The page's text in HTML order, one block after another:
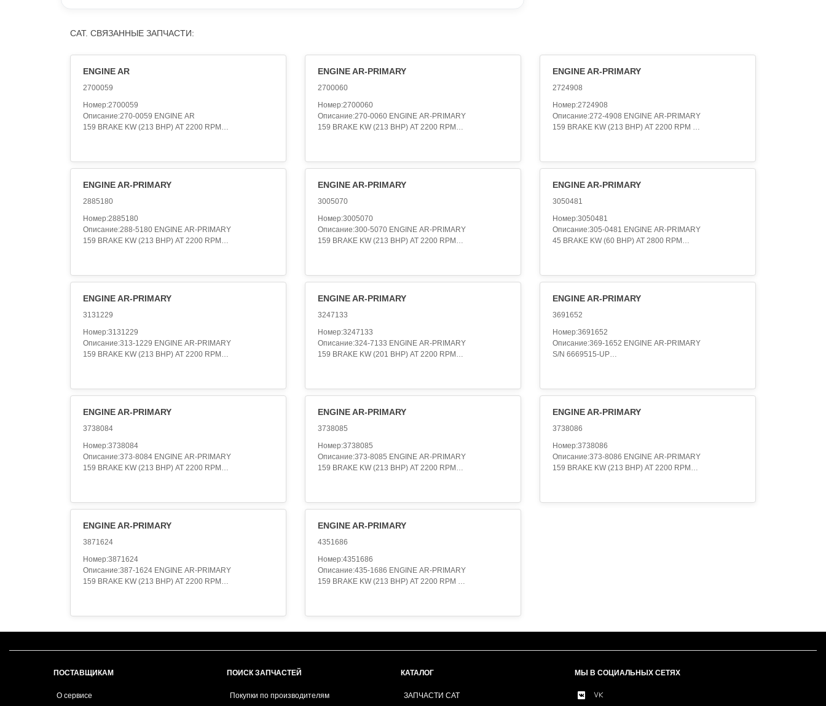
CAT. СВЯЗАННЫЕ ЗАПЧАСТИ:
ENGINE AR
2700059
Номер:2700059
Описание:270-0059 ENGINE AR
159 BRAKE KW (213 BHP) AT 2200 RPM
ENGINE AR-PRIMARY
2700060
Номер:2700060
Описание:270-0060 ENGINE AR-PRIMARY
159 BRAKE KW (213 BHP) AT 2200 RPM
ENGINE AR-PRIMARY
2724908
Номер:2724908
Описание:272-4908 ENGINE AR-PRIMARY
159 BRAKE KW (213 BHP) AT 2200 RPM
Категория:ENGINE ARRANGEMENT..
ENGINE AR-PRIMARY
2885180
Номер:2885180
Описание:288-5180 ENGINE AR-PRIMARY
159 BRAKE KW (213 BHP) AT 2200 RPM
ENGINE AR-PRIMARY
3005070
Номер:3005070
Описание:300-5070 ENGINE AR-PRIMARY
159 BRAKE KW (213 BHP) AT 2200 RPM
ENGINE AR-PRIMARY
3050481
Номер:3050481
Описание:305-0481 ENGINE AR-PRIMARY
45 BRAKE KW (60 BHP) AT 2800 RPM
ENGINE AR-PRIMARY
3131229
Номер:3131229
Описание:313-1229 ENGINE AR-PRIMARY
159 BRAKE KW (213 BHP) AT 2200 RPM
ENGINE AR-PRIMARY
3247133
Номер:3247133
Описание:324-7133 ENGINE AR-PRIMARY
159 BRAKE KW (201 BHP) AT 2200 RPM
ENGINE AR-PRIMARY
3691652
Номер:3691652
Описание:369-1652 ENGINE AR-PRIMARY
S/N 6669515-UP
ENGINE AR-PRIMARY
3738084
Номер:3738084
Описание:373-8084 ENGINE AR-PRIMARY
159 BRAKE KW (213 BHP) AT 2200 RPM
ENGINE AR-PRIMARY
3738085
Номер:3738085
Описание:373-8085 ENGINE AR-PRIMARY
159 BRAKE KW (213 BHP) AT 2200 RPM
ENGINE AR-PRIMARY
3738086
Номер:3738086
Описание:373-8086 ENGINE AR-PRIMARY
159 BRAKE KW (213 BHP) AT 2200 RPM
ENGINE AR-PRIMARY
3871624
Номер:3871624
Описание:387-1624 ENGINE AR-PRIMARY
159 BRAKE KW (213 BHP) AT 2200 RPM
ENGINE AR-PRIMARY
4351686
Номер:4351686
Описание:435-1686 ENGINE AR-PRIMARY
159 BRAKE KW (213 BHP) AT 2200 RPM
Категория:ENGINE ARRANGEMENT..
ПОСТАВЩИКАМ
О сервисе
ПОИСК ЗАПЧАСТЕЙ
Покупки по производителям
КАТАЛОГ
ЗАПЧАСТИ CAT
МЫ В СОЦИАЛЬНЫХ СЕТЯХ
VK